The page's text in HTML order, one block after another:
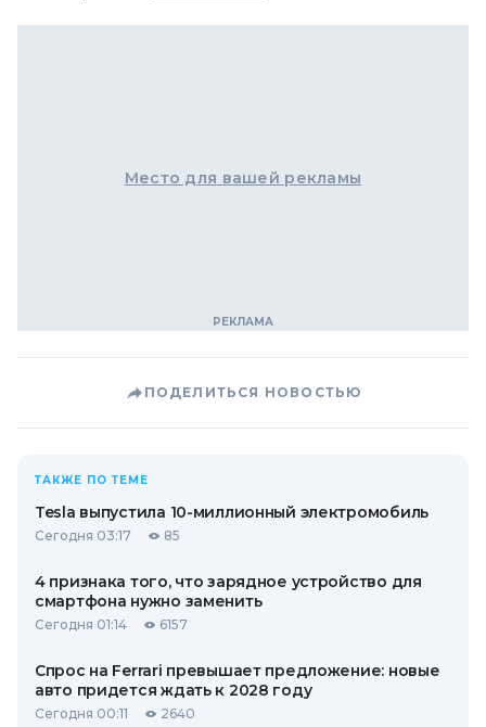
Место для вашей рекламы
ПОДЕЛИТЬСЯ НОВОСТЬЮ
ТАКЖЕ ПО ТЕМЕ
Tesla выпустила 10-миллионный электромобиль
Сегодня 03:17 85
4 признака того, что зарядное устройство для
смартфона нужно заменить
Сегодня 01:14 6157
Спрос на Ferrari превышает предложение: новые
авто придется ждать к 2028 году
Сегодня 00:11 2640